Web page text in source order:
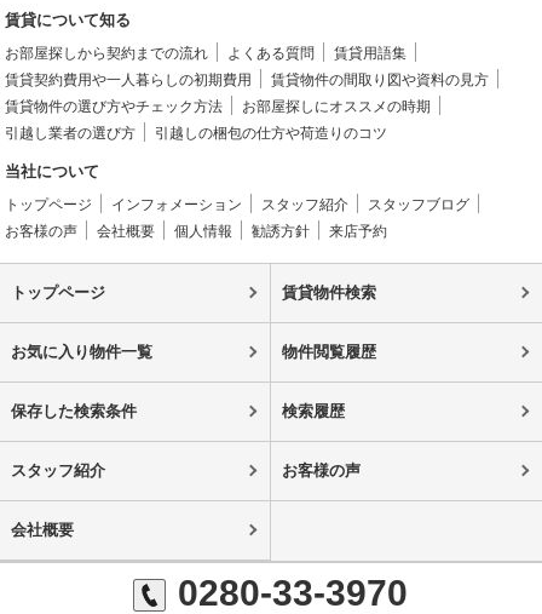
賃貸について知る
お部屋探しから契約までの流れ よくある質問
賃貸用語集
賃貸契約費用や一人暮らしの初期費用
賃貸物件の間取り図や資料の見方
賃貸物件の選び方やチェック方法
お部屋探しにオススメの時期
引越し業者の選び方
引越しの梱包の仕方や荷造りのコツ
当社について
トップページ インフォメーション スタッフ紹介
スタッフブログ
お客様の声
会社概要 個人情報 勧誘方針 来店予約
トップページ 賃貸物件検索
お気に入り物件一覧 物件閲覧履歴
保存した検索条件 検索履歴
スタッフ紹介 お客様の声
会社概要
0280-33-3970